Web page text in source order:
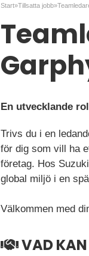
Start»Tillsatta jobb»
En utvecklande
Trivs du i en
för dig som vill ha
företag. Hos
global miljö i en
Välkommen med
VAD